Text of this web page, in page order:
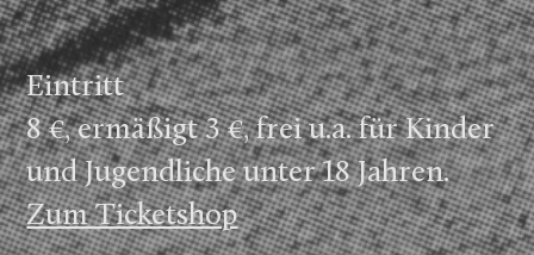
Eintritt
8 €, ermäßigt 3 €, frei u.a. für Kinder
und Jugendliche unter 18 Jahren.
Zum Ticketshop